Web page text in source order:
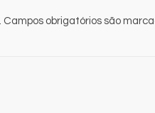
Campos obrigatórios são